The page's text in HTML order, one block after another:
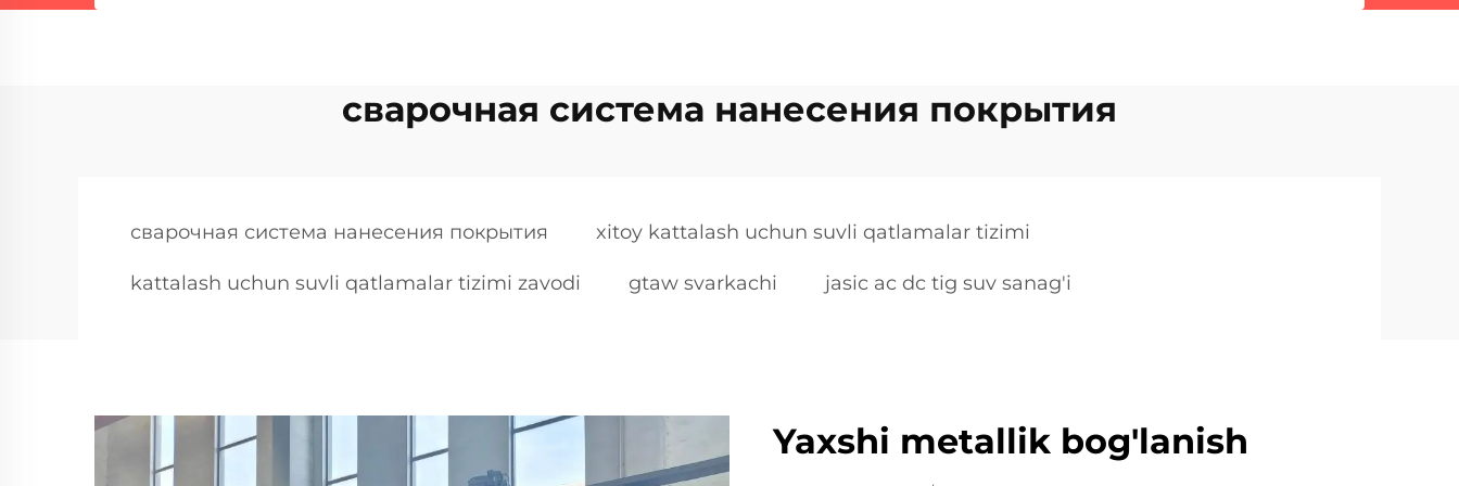
сварочная система нанесения покрытия
сварочная система нанесения покрытия xitoy kattalash uchun suvli qatlamalar tizimi
kattalash uchun suvli qatlamalar tizimi zavodi gtaw svarkachi jasic ac dc tig suv sanag'i
Yaxshi metallik bog'lanish